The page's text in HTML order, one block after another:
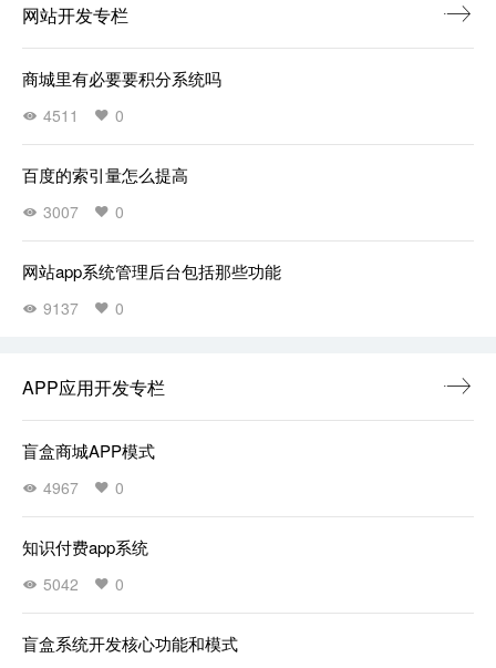
网站开发专栏
商城里有必要要积分系统吗
4511 0
百度的索引量怎么提高
3007 0
网站app系统管理后台包括那些功能
9137 0
APP应用开发专栏
盲盒商城APP模式
4967 0
知识付费app系统
5042 0
盲盒系统开发核心功能和模式